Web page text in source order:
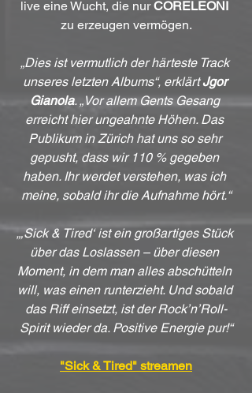
live eine Wucht, die nur CORELEONI
zu erzeugen vermögen.
„Dies ist vermutlich der härteste Track
unseres letzten Albums“, erklärt Jgor
Gianola. „Vor allem Gents Gesang
erreicht hier ungeahnte Höhen. Das
Publikum in Zürich hat uns so sehr
gepusht, dass wir 110 % gegeben
haben. Ihr werdet verstehen, was ich
meine, sobald ihr die Aufnahme hört.“
„‚Sick & Tired‘ ist ein großartiges Stück
über das Loslassen – über diesen
Moment, in dem man alles abschütteln
will, was einen runterzieht. Und sobald
das Riff einsetzt, ist der Rock’n’Roll-
Spirit wieder da. Positive Energie pur!“
"Sick & Tired" streamen